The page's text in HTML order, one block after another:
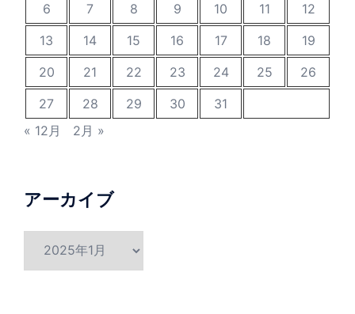
6
7 8 9 10 11
12
13
14 15 16 17 18
19
20
21 22 23 24 25
26
27
28 29 30
31
« 12月
2月 »
アーカイブ